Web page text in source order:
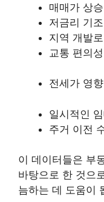
매매가 상
저금리 기
지역 개발
교통 편의
전세가 영
일시적인
주거 이전
이 데이터들은 부
바탕으로 한 것으
늠하는 데 도움이